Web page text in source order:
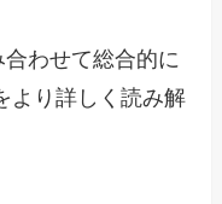
わせて総合的に
より詳しく読み解